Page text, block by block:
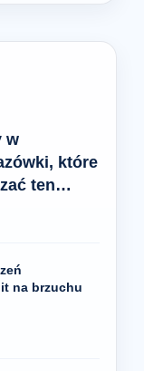
w
które
ten
na brzuchu